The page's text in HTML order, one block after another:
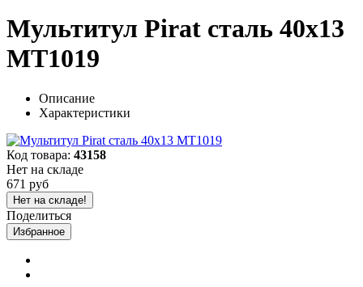
Мультитул Pirat сталь 40х13
MT1019
Описание
Характеристики
Код товара: 43158
Нет на складе
671 руб
Нет на складе!
Поделиться
Избранное